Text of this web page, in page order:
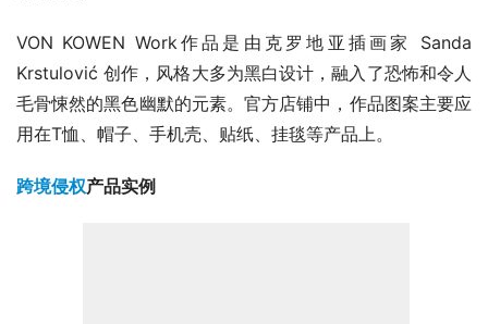
VON KOWEN Work作品是由克罗地亚插画家 Sanda
Krstulović 创作，风格大多为黑白设计，融入了恐怖和令人
毛骨悚然的黑色幽默的元素。官方店铺中，作品图案主要应
用在T恤、帽子、手机壳、贴纸、挂毯等产品上。
跨境侵权产品实例